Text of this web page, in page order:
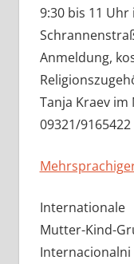
9:30 bis 11
Anmeldung,
Tanja Kraev
09321/9165422
Internationale
Mutter-Kind-
Internacionalni